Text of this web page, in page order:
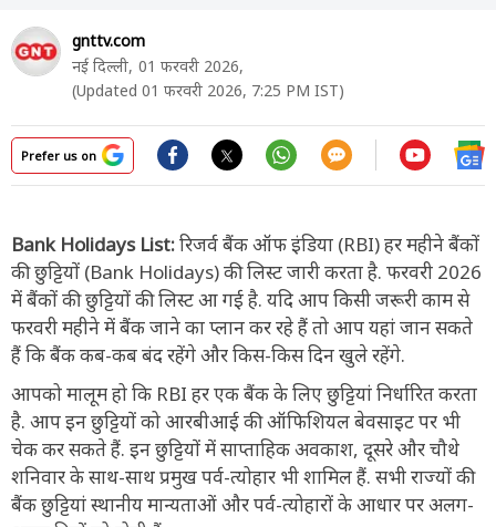
gnttv.com
नई दिल्ली, 01 फरवरी 2026,
(Updated 01 फरवरी 2026, 7:25 PM IST)
Prefer us on
Bank Holidays List:रिजर्व बैंक ऑफ इंडिया (RBI) हर महीने बैंकों
की छुट्टियों (Bank Holidays) की लिस्ट जारी करता है. फरवरी 2026
में बैंकों की छुट्टियों की लिस्ट आ गई है. यदि आप किसी जरूरी काम से
फरवरी महीने में बैंक जाने का प्लान कर रहे हैं तो आप यहां जान सकते
हैं कि बैंक कब-कब बंद रहेंगे और किस-किस दिन खुले रहेंगे.
आपको मालूम हो कि RBI हर एक बैंक के लिए छुट्टियां निर्धारित करता
है. आप इन छुट्टियों को आरबीआई की ऑफिशियल बेवसाइट पर भी
चेक कर सकते हैं. इन छुट्टियों में साप्ताहिक अवकाश, दूसरे और चौथे
शनिवार के साथ-साथ प्रमुख पर्व-त्योहार भी शामिल हैं. सभी राज्यों की
बैंक छुट्टियां स्थानीय मान्यताओं और पर्व-त्योहारों के आधार पर अलग-